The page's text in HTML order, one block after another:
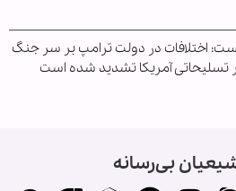
اختلافات در دولت ترامپ بر سر جنگ
تسلیحاتی آمریکا تشدید شده است
بی‌رسانه